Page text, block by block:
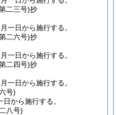
二三号)抄
一日から施行する。
二六号)抄
一日から施行する。
二四号)抄
一日から施行する。
号)
から施行する。
八号)